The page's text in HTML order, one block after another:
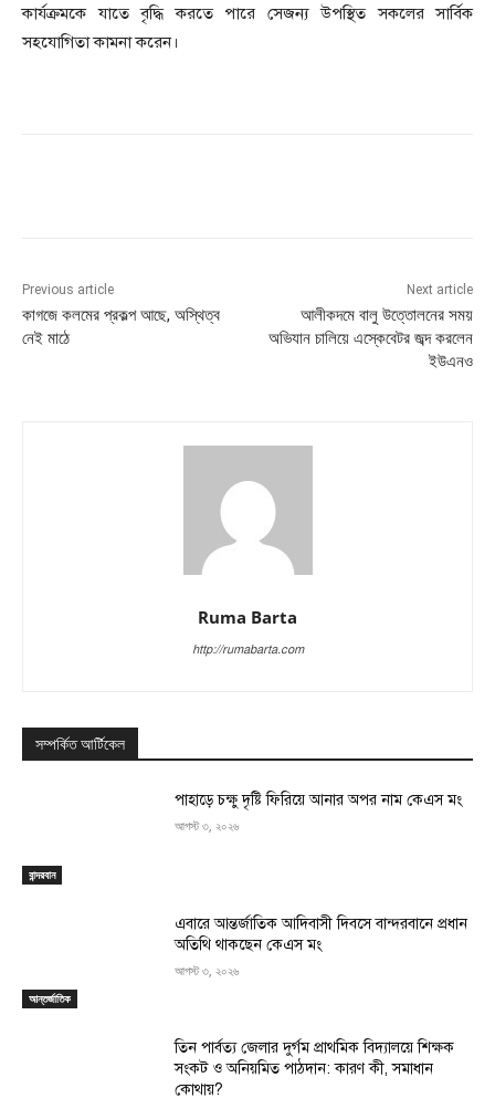
কার্যক্রমকে যাতে বৃদ্ধি করতে পারে সেজন্য উপস্থিত সকলের সার্বিক
সহযোগিতা কামনা করেন।
Previous article
কাগজে কলমের প্রকল্প আছে, অস্থিত্ব
নেই মাঠে
Next article
আলীকদমে বালু উত্তোলনের সময়
অভিযান চালিয়ে এস্কেবেটর জব্দ করলেন
ইউএনও
Ruma Barta
http://rumabarta.com
সম্পর্কিত আর্টিকেল
বান্দরবান
পাহাড়ে চক্ষু দৃষ্টি ফিরিয়ে আনার অপর নাম কেএস মং
আগস্ট ৩, ২০২৬
আন্তর্জাতিক
এবারে আন্তর্জাতিক আদিবাসী দিবসে বান্দরবানে প্রধান
অতিথি থাকছেন কেএস মং
আগস্ট ৩, ২০২৬
তিন পার্বত্য জেলার দুর্গম প্রাথমিক বিদ্যালয়ে শিক্ষক
সংকট ও অনিয়মিত পাঠদান: কারণ কী, সমাধান
কোথায়?